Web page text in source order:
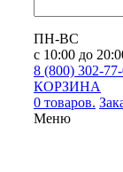
ПН-ВС
с 10:00 до
8 (800) 302-
КОРЗИНА
0 товаров.
Меню